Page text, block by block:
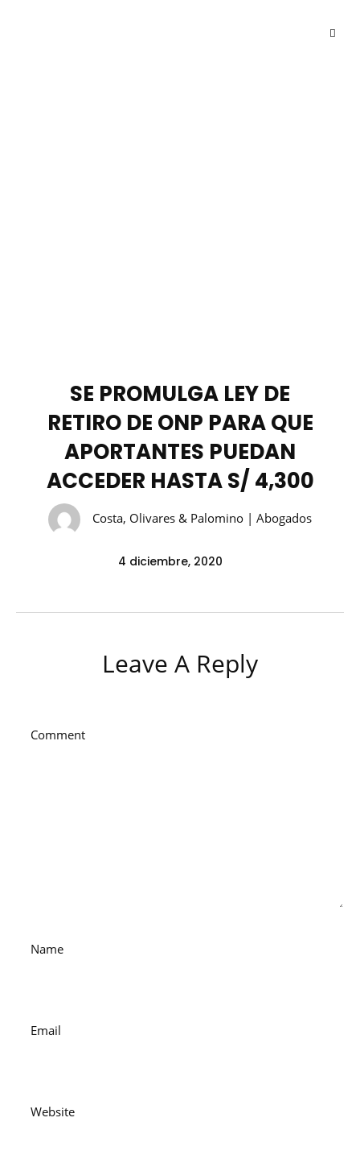
SE PROMULGA LEY DE
RETIRO DE ONP PARA QUE
APORTANTES PUEDAN
ACCEDER HASTA S/ 4,300
Costa, Olivares & Palomino | Abogados
4 diciembre, 2020
Leave A Reply